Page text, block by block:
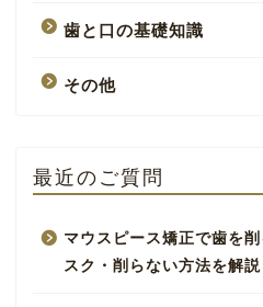
歯と口の基礎知識
その他
最近のご質問
マウスピース矯正で歯を
スク・削らない方法を解説